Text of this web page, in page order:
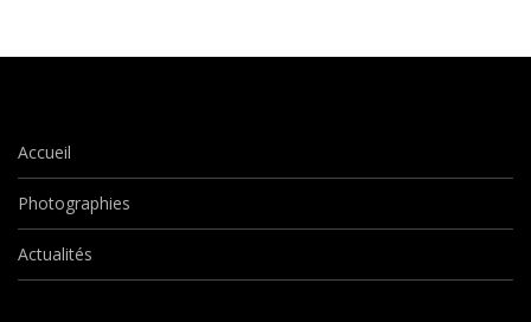
Accueil
Photographies
Actualités